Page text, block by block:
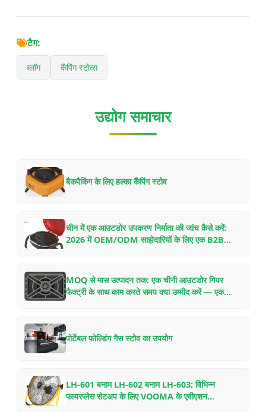
टैग:
ब्लॉग कैंपिंग स्टोव्स
उद्योग समाचार
बैकपैकिंग के लिए हल्का कैंपिंग स्टोव
चीन में एक आउटडोर उपकरण निर्माता की जांच कैसे करें:
2026 में OEM/ODM साझेदारियों के लिए एक B2B
MOQ से मास उत्पादन तक: एक चीनी आउटडोर गियर
फैक्ट्री के साथ काम करते समय क्या उम्मीद करें — एक
पोर्टेबल फोल्डिंग गैस स्टोव का उपयोग
LH-601 बनाम LH-602 बनाम LH-603: विभिन्न
फायरप्लेस सेटअप के लिए VOOMA के एवीएशन